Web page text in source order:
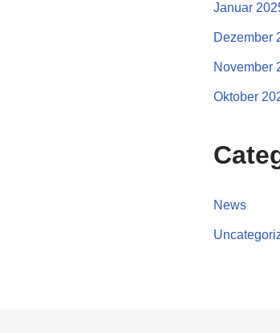
Januar
Dezember
November
Oktober
News